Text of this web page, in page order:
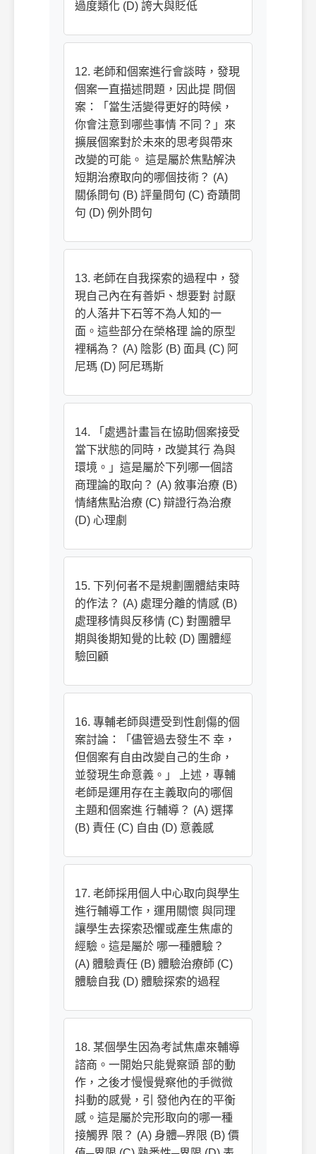
過度類化 (D) 誇大與貶低
12. 老師和個案進行會談時，發現
個案一直描述問題，因此提 問個
案：「當生活變得更好的時候，
你會注意到哪些事情 不同？」來
擴展個案對於未來的思考與帶來
改變的可能。 這是屬於焦點解決
短期治療取向的哪個技術？ (A)
關係問句 (B) 評量問句 (C) 奇蹟問
句 (D) 例外問句
13. 老師在自我探索的過程中，發
現自己內在有善妒、想要對 討厭
的人落井下石等不為人知的一
面。這些部分在榮格理 論的原型
裡稱為？ (A) 陰影 (B) 面具 (C) 阿
尼瑪 (D) 阿尼瑪斯
14. 「處遇計畫旨在協助個案接受
當下狀態的同時，改變其行 為與
環境。」這是屬於下列哪一個諮
商理論的取向？ (A) 敘事治療 (B)
情緒焦點治療 (C) 辯證行為治療
(D) 心理劇
15. 下列何者不是規劃團體結束時
的作法？ (A) 處理分離的情感 (B)
處理移情與反移情 (C) 對團體早
期與後期知覺的比較 (D) 團體經
驗回顧
16. 專輔老師與遭受到性創傷的個
案討論：「儘管過去發生不 幸，
但個案有自由改變自己的生命，
並發現生命意義。」 上述，專輔
老師是運用存在主義取向的哪個
主題和個案進 行輔導？ (A) 選擇
(B) 責任 (C) 自由 (D) 意義感
17. 老師採用個人中心取向與學生
進行輔導工作，運用關懷 與同理
讓學生去探索恐懼或產生焦慮的
經驗。這是屬於 哪一種體驗？
(A) 體驗責任 (B) 體驗治療師 (C)
體驗自我 (D) 體驗探索的過程
18. 某個學生因為考試焦慮來輔導
諮商。一開始只能覺察頭 部的動
作，之後才慢慢覺察他的手微微
抖動的感覺，引 發他內在的平衡
感。這是屬於完形取向的哪一種
接觸界 限？ (A) 身體─界限 (B) 價